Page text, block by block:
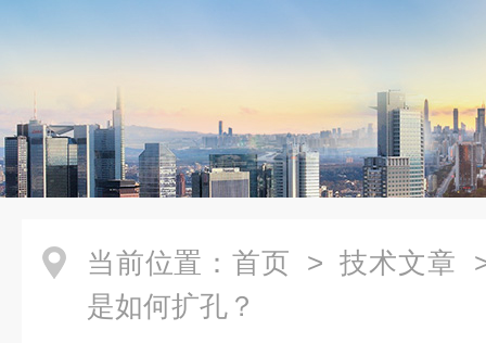
当前位置： 首页 > 技术文章
是如何扩孔？